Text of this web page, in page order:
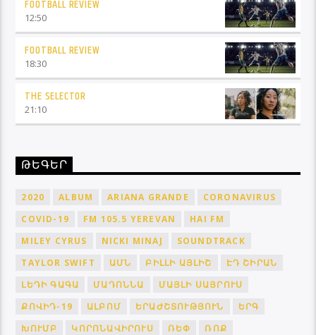
FOOTBALL REVIEW
12:50
FOOTBALL REVIEW
18:30
THE SELECTOR
21:10
ԹԵԳԵՐ
2020 ALBUM ARIANA GRANDE
CORONAVIRUS
COVID-19
FM 105.5 YEREVAN
HAI FM
MILEY CYRUS
NICKI MINAJ
SOUNDTRACK
TAYLOR SWIFT
ԱՄՆ ԲԻԼԼԻ ԱՅԼԻՇ
ԷԴ ՇԻՐԱՆ
ԼԵԴԻ ԳԱԳԱ
ՄԱԴՈՆՆԱ
ՄԱՅԼԻ ՍԱՅՐՈՒՍ
ՔՈՎԻԴ-19
ԱԼԲՈՄ ԵՐԱԺՇՏՈՒԹՅՈՒՆ
ԵՐԳ
ԽՈՒՄԲ
ԿՈՐՈՆԱՎԻՐՈՒՍ ՌԵՓ
ՌՈՔ